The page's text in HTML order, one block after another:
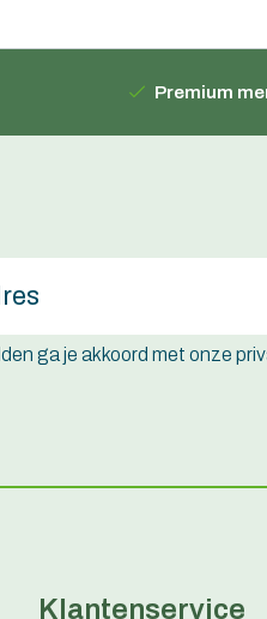
Premium
ga je akkoord met onze
Klantenservice